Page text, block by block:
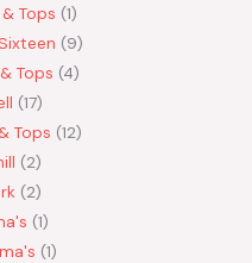
Tops 1
9
Tops 4
17
Tops 12
2
2
1
1